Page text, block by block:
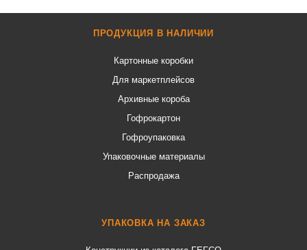
ПРОДУКЦИЯ В НАЛИЧИИ
Картонные коробки
Для маркетплейсов
Архивные короба
Гофрокартон
Гофроупаковка
Упаковочные материалы
Распродажа
УПАКОВКА НА ЗАКАЗ